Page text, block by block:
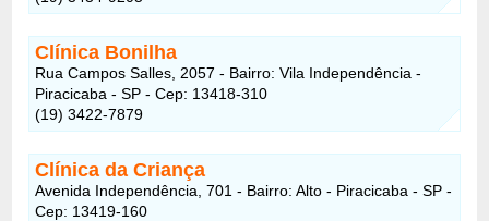
Clínica Bonilha
Rua Campos Salles, 2057 - Bairro: Vila Independência -
Piracicaba - SP - Cep: 13418-310
(19) 3422-7879
Clínica da Criança
Avenida Independência, 701 - Bairro: Alto - Piracicaba - SP -
Cep: 13419-160